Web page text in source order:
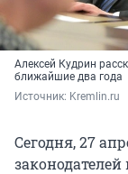
Алексей Кудрин
ближайшие два года
Источник: Kremlin.ru
Сегодня, 27